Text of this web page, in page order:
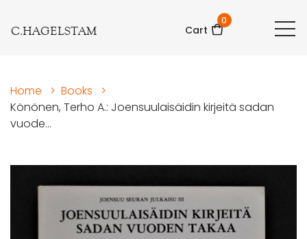
C.HAGELSTAM Cart
0
Home > Books
>
Könönen, Terho A.: Joensuulaisäidin kirjeitä sadan
vuode...